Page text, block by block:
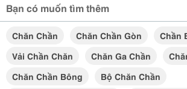
Bạn có muốn tìm thêm
Chăn Chần Chăn Chần Gòn
Chần
Vải Chần Chăn
Chăn Ga Chần
Chăn Chần Bông
Bộ Chăn Chần